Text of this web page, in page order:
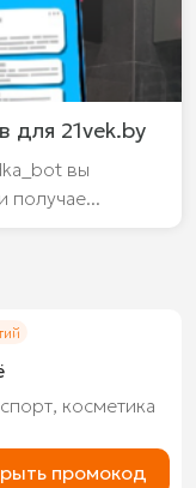
для 21vek.by
вы
получае...
косметика
промокод